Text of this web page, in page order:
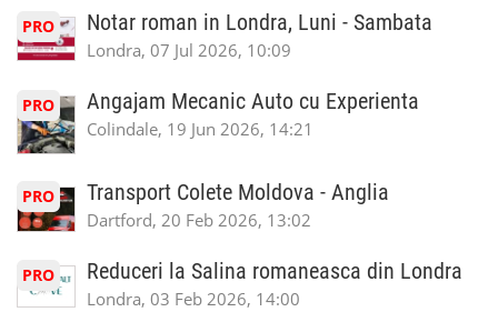
PRO Notar roman in Londra, Luni - Sambata
Londra, 07 Jul 2026, 10:09
PRO Angajam Mecanic Auto cu Experienta
Colindale, 19 Jun 2026, 14:21
PRO Transport Colete Moldova - Anglia
Dartford, 20 Feb 2026, 13:02
PRO Reduceri la Salina romaneasca din Londra
Londra, 03 Feb 2026, 14:00